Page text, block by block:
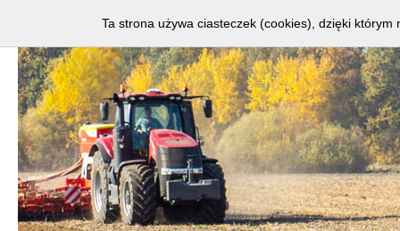
Ta strona używa ciasteczek (cookies), dzięki którym